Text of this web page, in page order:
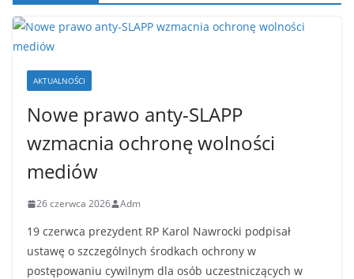
AKTUALNOŚCI
Nowe prawo anty-SLAPP
wzmacnia ochronę wolności
mediów
26 czerwca 2026 Adm
19 czerwca prezydent RP Karol Nawrocki podpisał
ustawę o szczególnych środkach ochrony w
postępowaniu cywilnym dla osób uczestniczących w